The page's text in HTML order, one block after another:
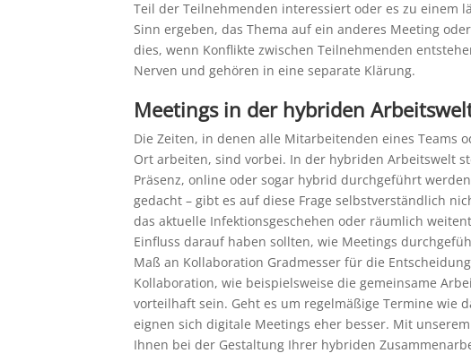
Teil der Teilnehmenden interessiert oder es zu einem
Sinn ergeben, das Thema auf ein anderes Meeting
dies, wenn Konflikte zwischen Teilnehmenden
Nerven und gehören in eine separate Klärung.
Meetings in der hybriden
Die Zeiten, in denen alle Mitarbeitenden eines Teams
Ort arbeiten, sind vorbei. In der hybriden Arbeitswelt
Präsenz, online oder sogar hybrid durchgeführt
gedacht – gibt es auf diese Frage selbstverständlich
das aktuelle Infektionsgeschehen oder räumlich
Einfluss darauf haben sollten, wie Meetings
Maß an Kollaboration Gradmesser für die
Kollaboration, wie beispielsweise die gemeinsame
vorteilhaft sein. Geht es um regelmäßige Termine wie
eignen sich digitale Meetings eher besser. Mit unserem
Ihnen bei der Gestaltung Ihrer hybriden